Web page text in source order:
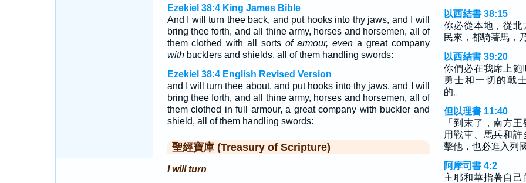
Ezekiel 38:4 King James Bible
And I will turn thee back, and put hooks into thy jaws, and I will
bring thee forth, and all thine army, horses and horsemen, all of
them clothed with all sortsof armour, even a great company
withbucklers and shields, all of them handling swords:
Ezekiel 38:4 English Revised Version
and I will turn thee about, and put hooks into thy jaws, and I will
bring thee forth, and all thine army, horses and horsemen, all of
them clothed in full armour, a great company with buckler and
shield, all of them handling swords:
聖經寶庫 (Treasury of Scripture)
I will turn
以西結書 38:15
你必從本地，從北
民來，都騎著馬，
以西結書 39:20
你們必在我席上飽
勇士和一切的戰
的。
但以理書 11:40
「到末了，南方
用戰車、馬兵和
擊他，也必進入列
阿摩司書 4:2
主耶和華指著自